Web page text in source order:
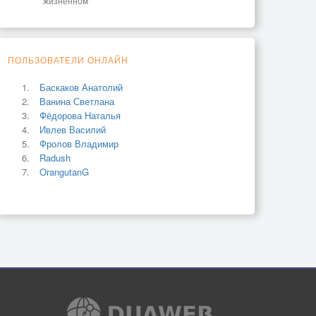
ПОЛЬЗОВАТЕЛИ ОНЛАЙН
Баскаков Анатолий
Ванина Светлана
Фёдорова Наталья
Ивлев Василий
Фролов Владимир
Radush
OrangutanG